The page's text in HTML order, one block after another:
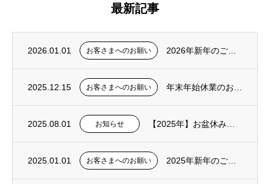
最新記事
2026.01.01 お客さまへのお願い
2025.12.15 お客さまへのお願い
2025.08.01 お知らせ
2025.01.01 お客さまへのお願い